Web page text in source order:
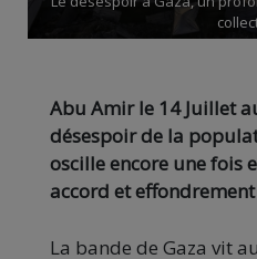
Abu Amir le 14 Juillet
désespoir de la
oscille encore une fois
accord et
La bande de Gaza vit